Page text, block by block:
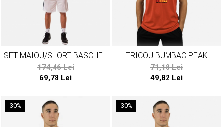
SET MAIOU/SHORT BASCHET
PEAK FLOATER
ALB/ALBASTRU/NAVY
174,46 Lei
69,78 Lei
TRICOU BUMBAC PEAK
BASKETBALL ROSU
71,18 Lei
49,82 Lei
-30% -30%